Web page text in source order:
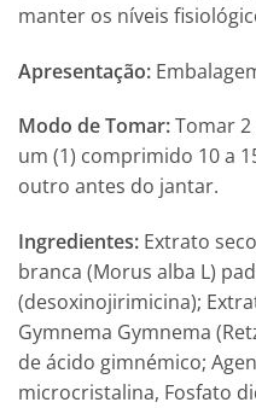
manter os níveis
Apresentação:
Modo de Tomar:Tomar
um (1) comprimido 10 a
outro antes do jantar.
Ingredientes: Extrato
branca (Morus alba L)
(desoxinojirimicina);
Gymnema Gymnema
de ácido gimnémico;
microcristalina, Fosfato